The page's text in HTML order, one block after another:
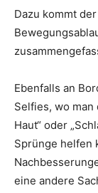
Dazu kommt
Ebenfalls an
Selfies, wo man
Haut“ oder
Sprünge helfen
eine andere